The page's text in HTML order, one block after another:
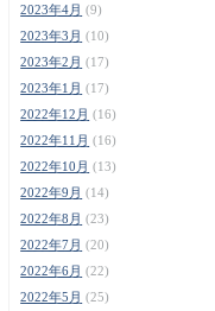
2023年4月 (9)
2023年3月 (10)
2023年2月 (17)
2023年1月 (17)
2022年12月 (16)
2022年11月 (16)
2022年10月 (13)
2022年9月 (14)
2022年8月 (23)
2022年7月 (20)
2022年6月 (22)
2022年5月 (25)